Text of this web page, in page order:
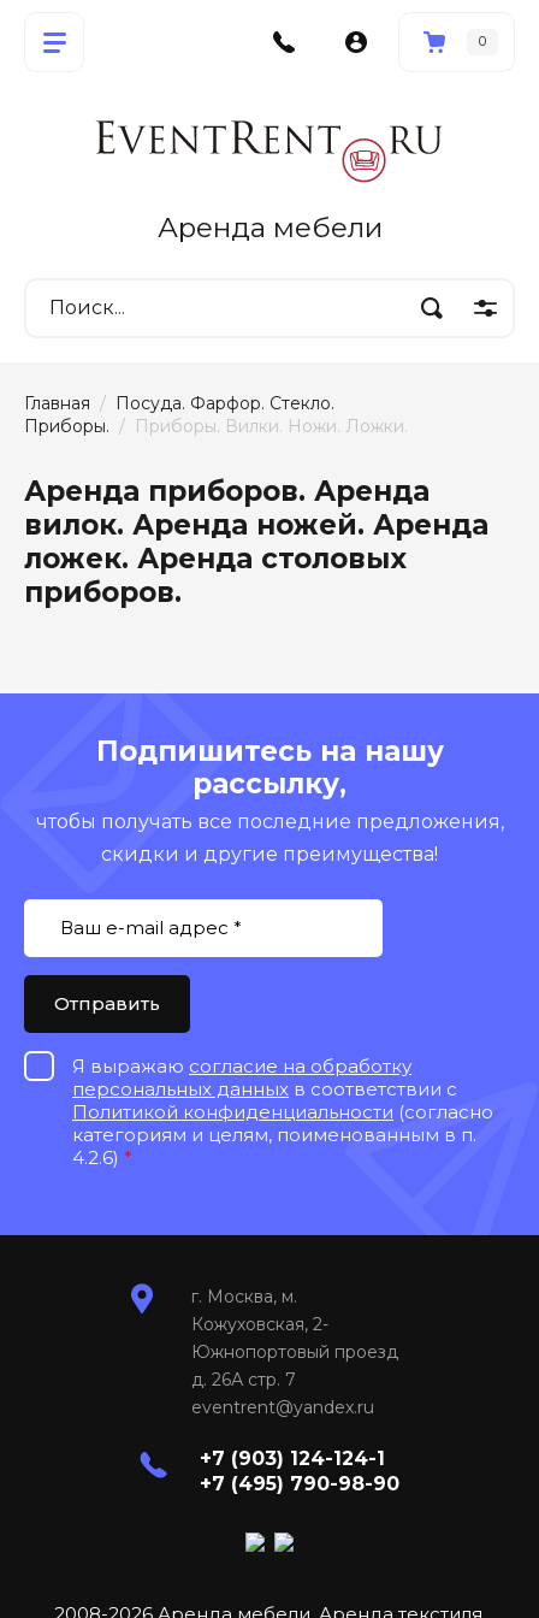
0
Аренда мебели
Главная / Посуда. Фарфор. Стекло.
Приборы. /  Приборы. Вилки. Ножи. Ложки.
Аренда приборов. Аренда
вилок. Аренда ножей. Аренда
ложек. Аренда столовых
приборов.
Подпишитесь на нашу
рассылку,
чтобы получать все последние предложения,
скидки и другие преимущества!
Я выражаю согласие на обработку
персональных данных в соответствии с
Политикой конфиденциальности (согласно
категориям и целям, поименованным в п.
4.2.6) *
Отправить
г. Москва, м.
Кожуховская, 2-
Южнопортовый проезд
д. 26А стр. 7
eventrent@yandex.ru
+7 (903) 124-124-1
+7 (495) 790-98-90